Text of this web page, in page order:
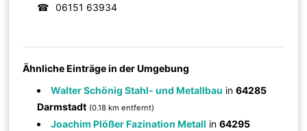
☎
06151 63934
Ähnliche Einträge in der Umgebung
Walter Schönig Stahl- und Metallbau in64285
Darmstadt (0.18 km entfernt)
Joachim Plößer Fazination Metall in64295